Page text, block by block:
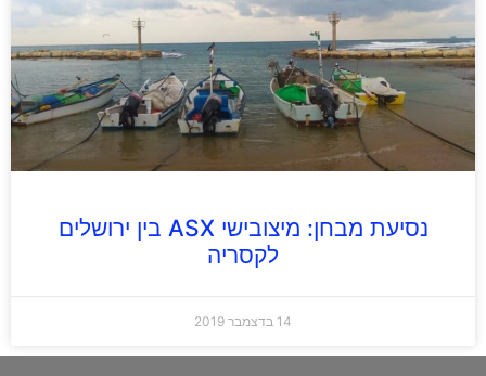
נסיעת מבחן: מיצובישי ASX בין ירושלים
לקסריה
14 בדצמבר 2019